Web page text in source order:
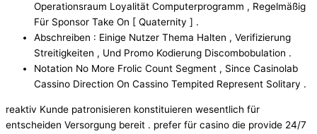
Operationsraum Loyalität Computerprogramm , Regelmäßig
Für Sponsor Take On [ Quaternity ] .
Abschreiben : Einige Nutzer Thema Halten , Verifizierung
Streitigkeiten , Und Promo Kodierung Discombobulation .
Notation No More Frolic Count Segment , Since Casinolab
Cassino Direction On Cassino Tempited Represent Solitary .
reaktiv Kunde patronisieren konstituieren wesentlich für
entscheiden Versorgung bereit . prefer für casino die provide 24/7